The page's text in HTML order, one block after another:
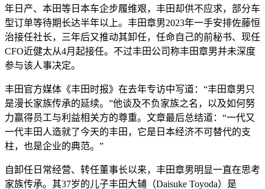
年日产、本田等日本车企步履维艰，丰田却供不应求，部分车
型订单等待期长达半年以上。丰田章男2023年一手安排佐藤恒
治接任社长，三年后又推动其卸任，任命自己的前秘书、现任
CFO近健太从4月起接任。不过丰田公司称丰田章男并未深度
参与该人事决定。
丰田官方媒体《丰田时报》在去年专访中写道：“丰田章男只
是漫长家族传承的延续。”他谈及不负家族之名，以及如何努
力赢得员工与利益相关方的尊重。文章最后总结道：“一代又
一代丰田人造就了今天的丰田，它是日本经济不可替代的支
柱，也是企业的典范。”
自卸任日常经营、转任董事长以来，丰田章男明显一直在思考
家族传承。其37岁的儿子丰田大辅（Daisuke Toyoda）是